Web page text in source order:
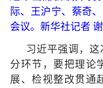
际、王沪宁、蔡奇
会议。新华社记者
习近平强调，
分环节，要把理论
展、检视整改贯通